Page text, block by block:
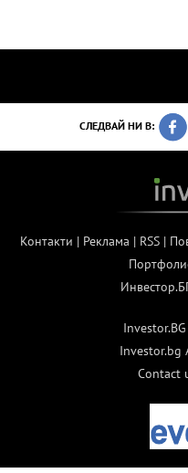
СЛЕДВАЙ НИ В:
Контакти | Реклама | RSS|
Investor.bg
Contact